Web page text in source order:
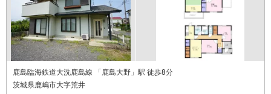
鹿島臨海鉄道大洗鹿島線 「鹿島大野」駅 徒歩8分
茨城県鹿嶋市大字荒井